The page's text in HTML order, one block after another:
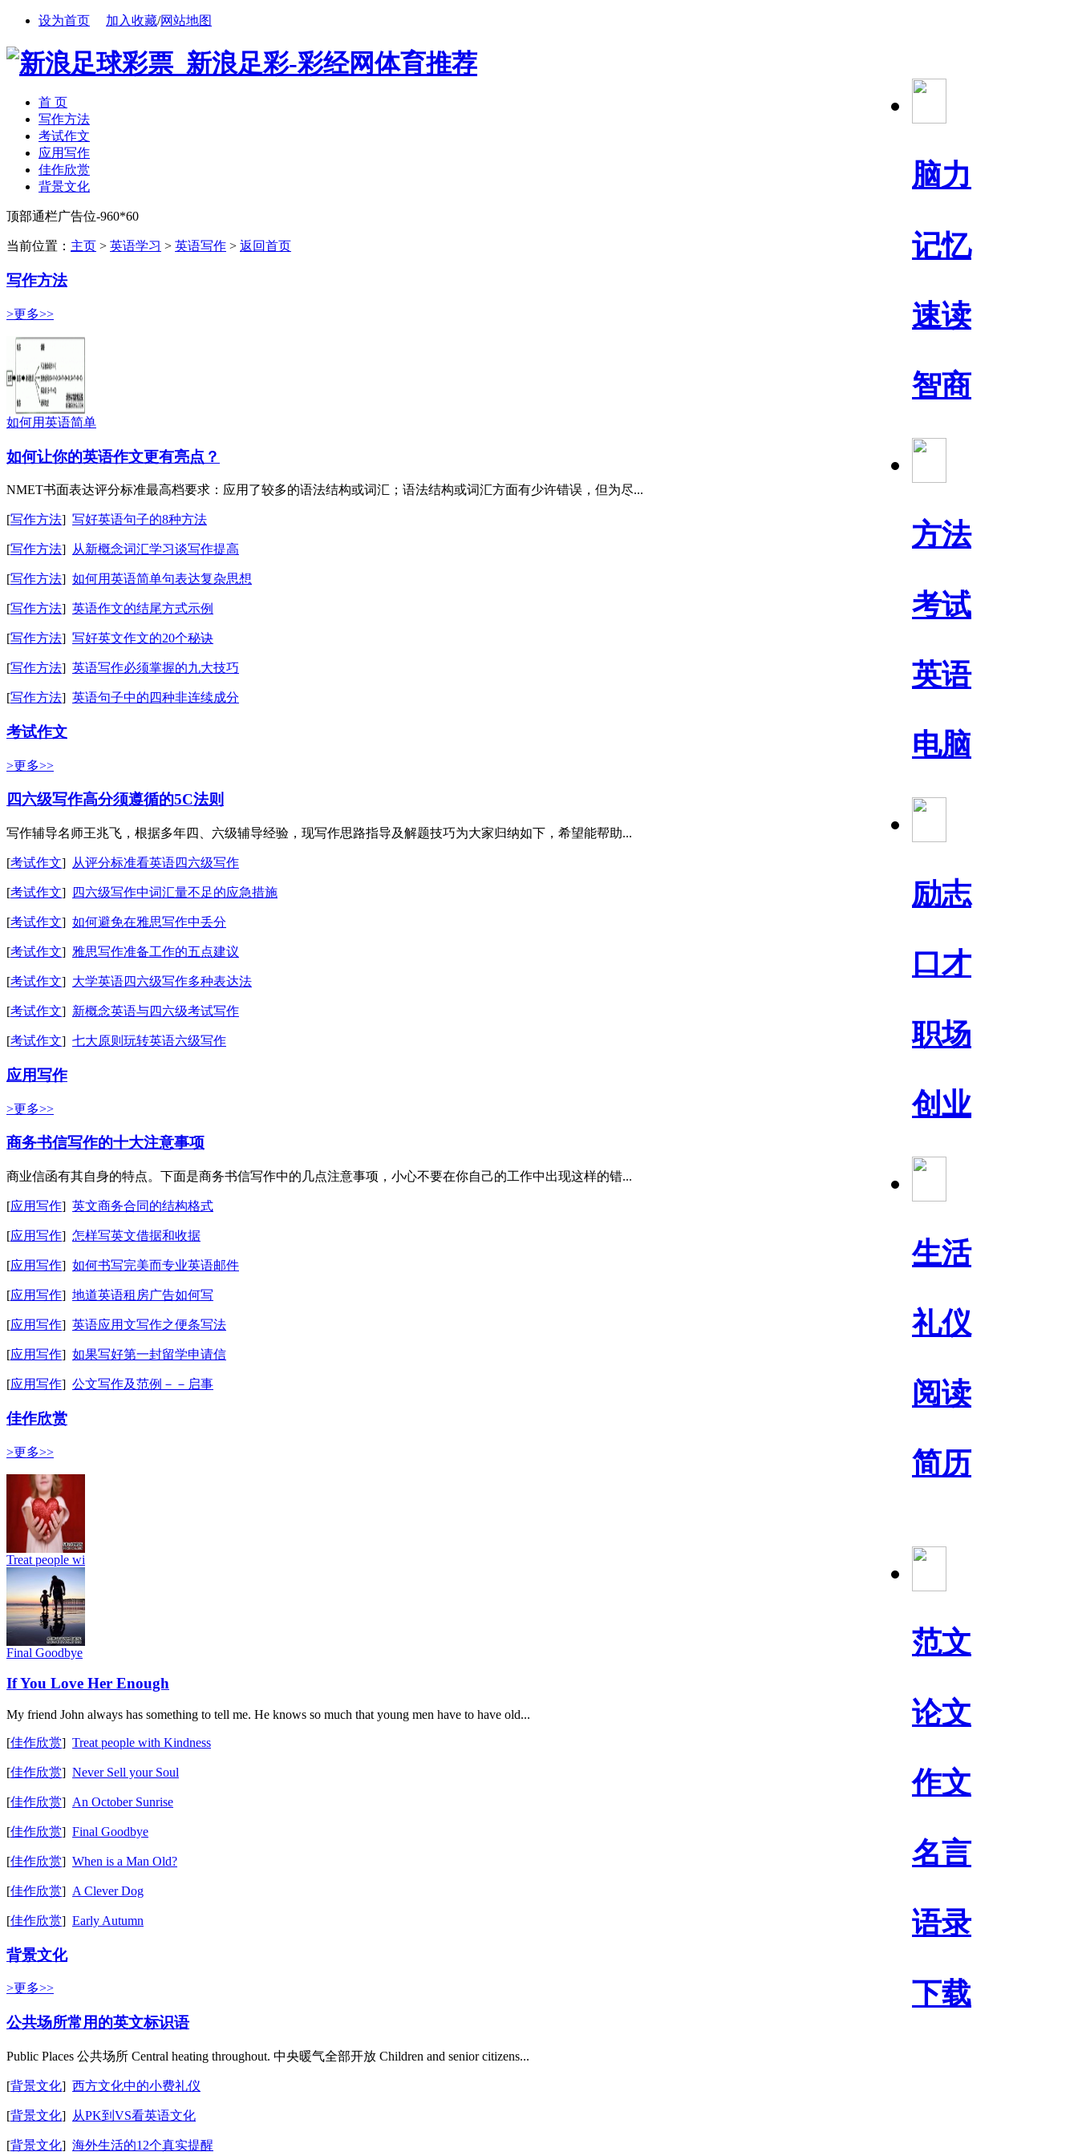
设为首页 加入收藏/网站地图
脑力
记忆
速读
智商
方法
考试
英语
电脑
励志
口才
职场
创业
生活
礼仪
阅读
简历
范文
论文
作文
名言
语录
下载
首 页
写作方法
考试作文
应用写作
佳作欣赏
背景文化
顶部通栏广告位-960*60
当前位置： 主页 > 英语学习 > 英语写作 > 返回首页
写作方法
>更多>>
如何用英语简单
如何让你的英语作文更有亮点？
NMET书面表达评分标准最高档要求：应用了较多的语法结构或词汇；语法结构或词汇方面有少许错误，但为尽...
[写作方法] 写好英语句子的8种方法
[写作方法] 从新概念词汇学习谈写作提高
[写作方法] 如何用英语简单句表达复杂思想
[写作方法] 英语作文的结尾方式示例
[写作方法] 写好英文作文的20个秘诀
[写作方法] 英语写作必须掌握的九大技巧
[写作方法] 英语句子中的四种非连续成分
考试作文
>更多>>
四六级写作高分须遵循的5C法则
写作辅导名师王兆飞，根据多年四、六级辅导经验，现写作思路指导及解题技巧为大家归纳如下，希望能帮助...
[考试作文] 从评分标准看英语四六级写作
[考试作文] 四六级写作中词汇量不足的应急措施
[考试作文] 如何避免在雅思写作中丢分
[考试作文] 雅思写作准备工作的五点建议
[考试作文] 大学英语四六级写作多种表达法
[考试作文] 新概念英语与四六级考试写作
[考试作文] 七大原则玩转英语六级写作
应用写作
>更多>>
商务书信写作的十大注意事项
商业信函有其自身的特点。下面是商务书信写作中的几点注意事项，小心不要在你自己的工作中出现这样的错...
[应用写作] 英文商务合同的结构格式
[应用写作] 怎样写英文借据和收据
[应用写作] 如何书写完美而专业英语邮件
[应用写作] 地道英语租房广告如何写
[应用写作] 英语应用文写作之便条写法
[应用写作] 如果写好第一封留学申请信
[应用写作] 公文写作及范例－－启事
佳作欣赏
>更多>>
Treat people wi
Final Goodbye
If You Love Her Enough
My friend John always has something to tell me. He knows so much that young men have to have old...
[佳作欣赏] Treat people with Kindness
[佳作欣赏] Never Sell your Soul
[佳作欣赏] An October Sunrise
[佳作欣赏] Final Goodbye
[佳作欣赏] When is a Man Old?
[佳作欣赏] A Clever Dog
[佳作欣赏] Early Autumn
背景文化
>更多>>
公共场所常用的英文标识语
Public Places 公共场所 Central heating throughout. 中央暖气全部开放 Children and senior citizens...
[背景文化] 西方文化中的小费礼仪
[背景文化] 从PK到VS看英语文化
[背景文化] 海外生活的12个真实提醒